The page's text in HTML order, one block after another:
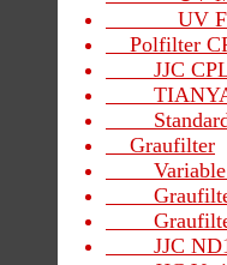
UV Filter
Polfilter
JJC CPL
TIANYA
Standard
Graufilter
Variable
JJC